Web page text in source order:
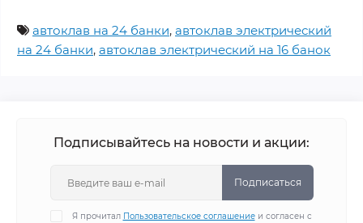
автоклав на 24 банки, автоклав электрический
на 24 банки, автоклав электрический на 16 банок
Подписывайтесь на новости и акции:
Подписаться
Я прочитал Пользовательское соглашениеи согласен с